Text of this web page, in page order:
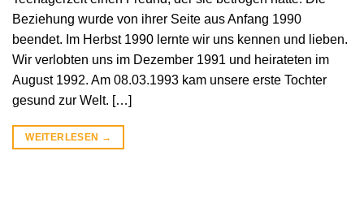
Beziehung wurde von ihrer Seite aus Anfang 1990
beendet. Im Herbst 1990 lernte wir uns kennen und lieben.
Wir verlobten uns im Dezember 1991 und heirateten im
August 1992. Am 08.03.1993 kam unsere erste Tochter
gesund zur Welt. […]
WEITERLESEN →